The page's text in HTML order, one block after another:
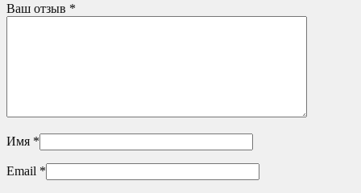
Ваш отзыв *
Имя *
Email *